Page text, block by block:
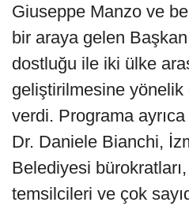
Giuseppe Manzo ve
bir araya gelen
dostluğu ile iki ülke
geliştirilmesine
verdi. Programa
Dr. Daniele Bianchi,
Belediyesi bürokratları,
temsilcileri ve çok